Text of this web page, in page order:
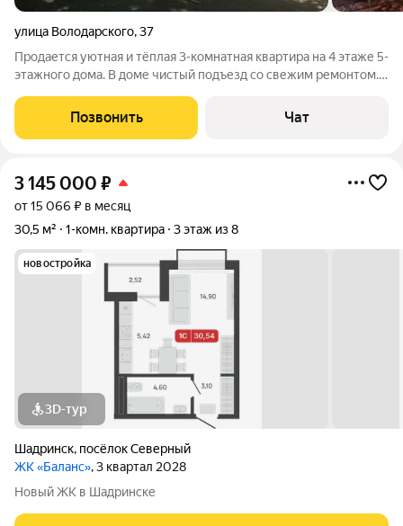
улица Володарского,37
Продается уютная и тёплая 3-комнатная квартира на 4 этаже 5-
этажного дома. В доме чистый подъезд со свежим ремонтом.
в шаговой доступности магазины, рынок, школа, д. сад,
администрация города,
Позвонить Чат
3 145 000 ₽
от 15 066 ₽ в месяц
30,5 м²
1-комн. квартира 3 этаж из 8
новостройка
3D-тур
Шадринск, посёлок Северный
ЖК «Баланс», 3 квартал 2028
Новый ЖК в Шадринске